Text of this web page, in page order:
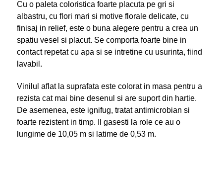
Cu o paleta coloristica foarte placuta pe gri si
albastru, cu flori mari si motive florale delicate, cu
finisaj in relief, este o buna alegere pentru a crea un
spatiu vesel si placut. Se comporta foarte bine in
contact repetat cu apa si se intretine cu usurinta, fiind
lavabil.
Vinilul aflat la suprafata este colorat in masa pentru a
rezista cat mai bine desenul si are suport din hartie.
De asemenea, este ignifug, tratat antimicrobian si
foarte rezistent in timp. Il gasesti la role ce au o
lungime de 10,05 m si latime de 0,53 m.